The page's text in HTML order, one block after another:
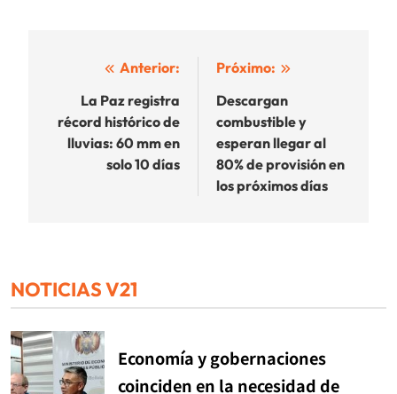
Navegación
entradas
Anterior:
La Paz registra
récord histórico de
lluvias: 60 mm en
solo 10 días
Próximo:
Descargan
combustible y
esperan llegar al
80% de provisión en
los próximos días
NOTICIAS V21
Economía y gobernaciones
coinciden en la necesidad de